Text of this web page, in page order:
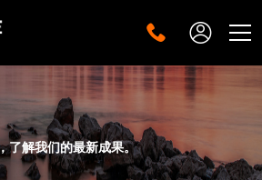
了解我们的最新成果。